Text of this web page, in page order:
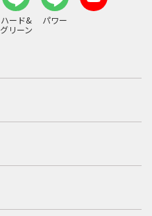
ハード&
グリーン
パワー